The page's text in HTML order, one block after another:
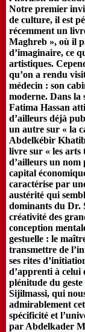
Notre premier
de culture, il est
récemment un
Maghreb », où il
d’imaginaire, ce
artistiques.
qu’on a rendu
médecin : son
moderne. Dans la
Fatima Hassan
d’ailleurs déjà
un autre sur « la
Abdelkébir
livre sur « les arts
d’ailleurs un nom
capital
caractérise par
austérité qui
dominants du Dr.
créativité des
conception
gestuelle : le
transmettre de
ses rites
d’apprenti à celui
plénitude du
Sijilmassi, qui
admirablement
spécificité et
par Abdelkader